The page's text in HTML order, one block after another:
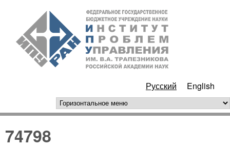
Перейти к основному
содержанию
РАН
Русский English
горизонтальное меню
74798